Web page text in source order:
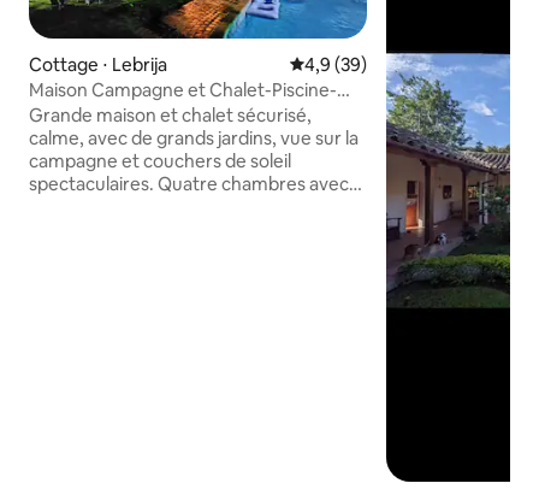
Cottage ⋅ Lebrija Évaluation moyenne sur la
4,9 (39)
Maison Campagne et Chalet-Piscine-
Toboggan-A/C-Aéroport
Grande maison et chalet sécurisé,
calme, avec de grands jardins, vue sur la
campagne et couchers de soleil
spectaculaires. Quatre chambres avec